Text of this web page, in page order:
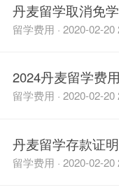
丹麦留学取消免
留学费用 · 2020-02-20
2024丹麦留学费
留学费用 · 2020-02-20
丹麦留学存款证
留学费用 · 2020-02-20